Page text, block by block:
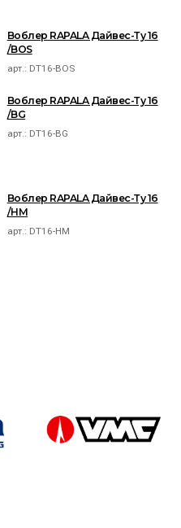
Воблер RAPALA Дайвес-Ту 16
/BOS
арт.: DT16-BOS
Воблер RAPALA Дайвес-Ту 16
/BG
арт.: DT16-BG
Воблер RAPALA Дайвес-Ту 16
/HM
арт.: DT16-HM